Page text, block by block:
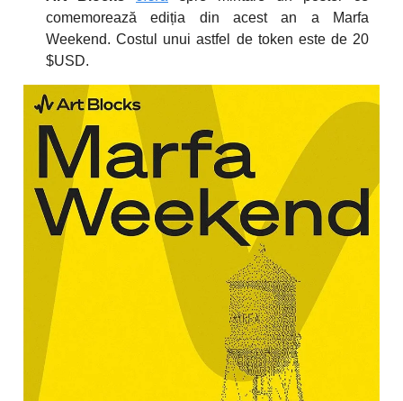
comemorează ediția din acest an a Marfa
Weekend. Costul unui astfel de token este de 20
$USD.